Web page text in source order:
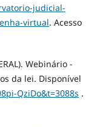
judicial-
virtual. Acesso
Webinário -
da lei. Disponível
QziDo&t=3088s .